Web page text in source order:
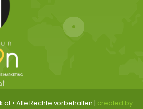
• Alle Rechte vorbehalten | created by